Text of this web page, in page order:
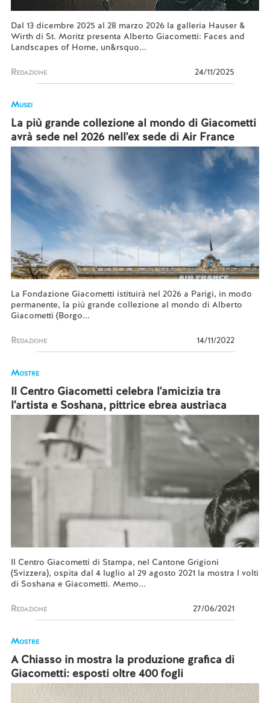
Dal 13 dicembre 2025 al 28 marzo 2026 la galleria Hauser &
Wirth di St. Moritz presenta Alberto Giacometti: Faces and
Landscapes of Home, un&rsquo...
Redazione 24/11/2025
Musei
La più grande collezione al mondo di Giacometti
avrà sede nel 2026 nell'ex sede di Air France
La Fondazione Giacometti istituirà nel 2026 a Parigi, in modo
permanente, la più grande collezione al mondo di Alberto
Giacometti (Borgo...
Redazione 14/11/2022
Mostre
Il Centro Giacometti celebra l'amicizia tra
l'artista e Soshana, pittrice ebrea austriaca
Il Centro Giacometti di Stampa, nel Cantone Grigioni
(Svizzera), ospita dal 4 luglio al 29 agosto 2021 la mostra I volti
di Soshana e Giacometti. Memo...
Redazione 27/06/2021
Mostre
A Chiasso in mostra la produzione grafica di
Giacometti: esposti oltre 400 fogli